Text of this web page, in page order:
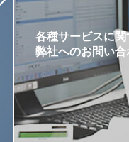
各種サービスに
弊社へのお問い